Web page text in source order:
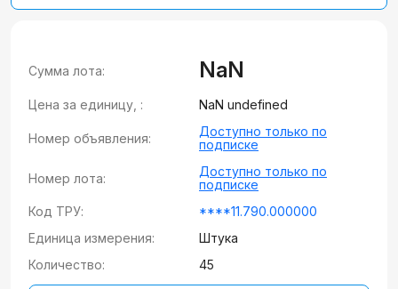
Сумма лота: NaN
Цена за единицу, : NaN undefined
Номер объявления:
Доступно только по
подписке
Номер лота:
Доступно только по
подписке
Код ТРУ:
****11.790.000000
Единица измерения:
Штука
Количество:
45